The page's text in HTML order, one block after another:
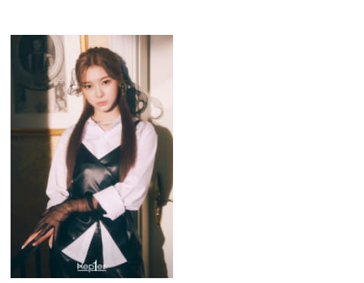
名前：チェヒョン
本名：キム・チェヒョン（김채현）
生年月日：2002年4月26日
出身地：韓国・釜山広域市
血液型：B型
身長：160cm
ダヨンのプロフィール